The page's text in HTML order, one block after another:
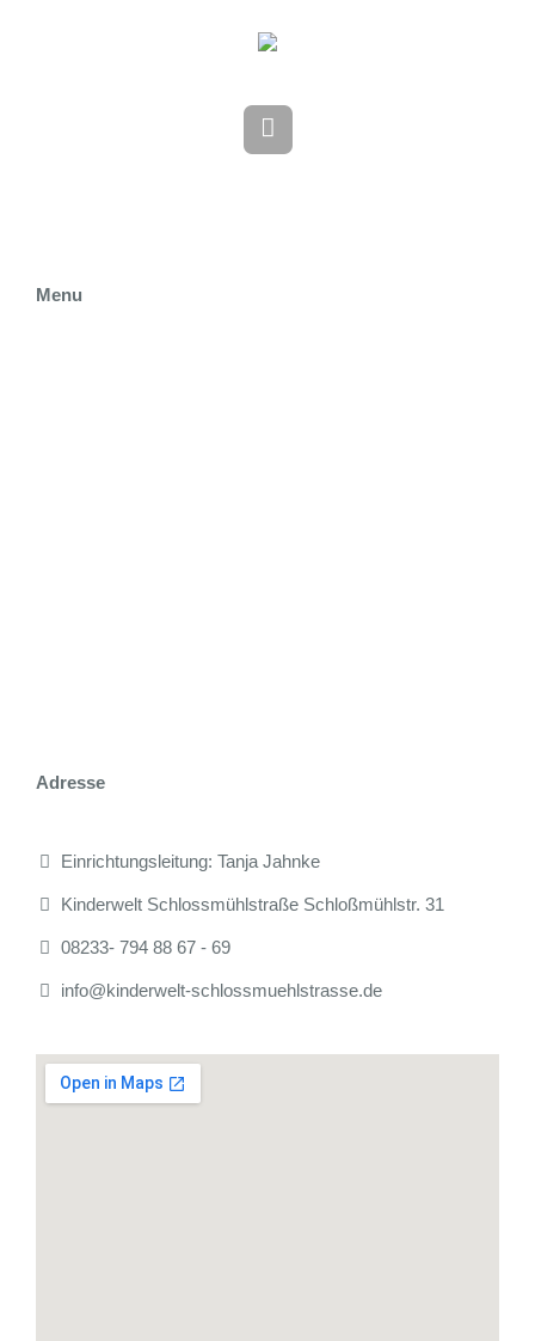
Menu
Adresse
Einrichtungsleitung: Tanja Jahnke
Kinderwelt Schlossmühlstraße Schloßmühlstr. 31
08233- 794 88 67 - 69
info@kinderwelt-schlossmuehlstrasse.de